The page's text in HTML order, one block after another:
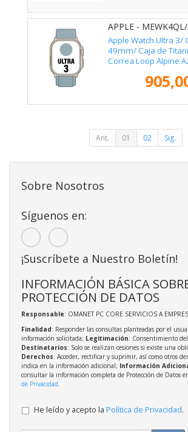
APPLE -
Apple Watch Ultra 3/
49mm/ Caja de
Correa Loop Alpine
Ant. 01 02 Sig.
Sobre Nosotros
Síguenos en:
¡Suscríbete a Nuestro Boletín!
INFORMACIÓN BÁSICA
PROTECCIÓN DE DATOS
Responsable: OMANET PC CORE SERVICIOS A
Finalidad: Responder las consultas planteadas por el
información solicitada; Legitimación: Consentimiento
Destinatarios: Solo se realizan cesiones si existe una
Derechos: Acceder, rectificar y suprimir, así como otros
indica en la información adicional; Información
consultar la información completa de Protección de Datos
de Privacidad
He leído y acepto la Política de Privacidad.